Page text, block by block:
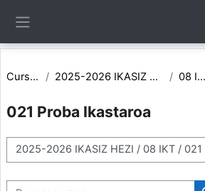
Cursos 2025-2026 IKASIZ HEZI 08 IKT
021 Proba Ikastaroa
Categorías
Buscar cursos